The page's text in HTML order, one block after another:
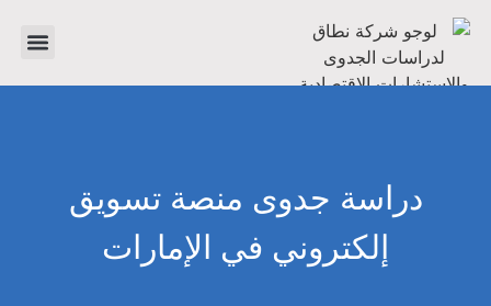
دراسة جدوى منصة تسويق
إلكتروني في الإمارات